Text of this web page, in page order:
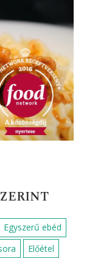
sütemények
süti receptek
Saláták
hús
ételek
Tésztaételek
sütemények